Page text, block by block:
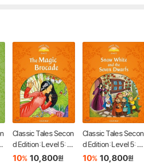
Classic Tales Secon
d Edition: Level 5: T
he Magic Brocade A
10% 10,800원
Classic Tales Secon
d Edition: Level 5: Sn
ow White and the S
10% 10,800원